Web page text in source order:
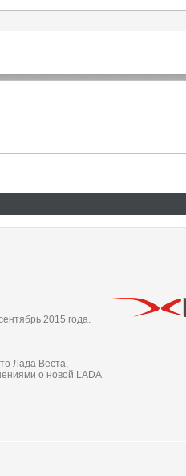
2015 года.
Лада Веста,
о новой LADA